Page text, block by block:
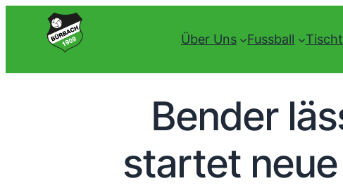
Über Uns Fussball
Bender
startet